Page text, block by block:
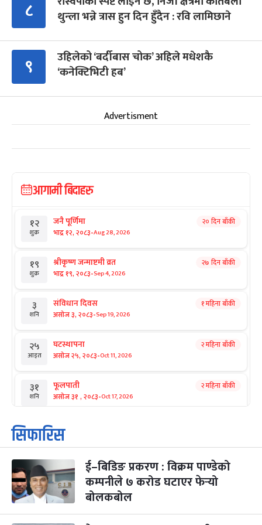
८
थुन्ला भन्ने त्रास हुन दिन हुँदैन : रवि लामिछाने
९
उहिलेको ‘बर्दीबास चोक’ अहिले मधेशकै
‘कनेक्टिभिटी हब’
Advertisment
आगामी बिदाहरु
१२
शुक्र
जनै पूर्णिमा
भाद्र १२, २०८३-Aug 28, 2026
२० दिन बाँकी
१९
शुक्र
श्रीकृष्ण जन्माष्टमी व्रत
भाद्र १९, २०८३-Sep 4, 2026
२७ दिन बाँकी
३
शनि
संविधान दिवस
असोज ३, २०८३-Sep 19, 2026
१ महिना बाँकी
२५
आइत
घटस्थापना
असोज २५, २०८३-Oct 11, 2026
२ महिना बाँकी
३१
शनि
फूलपाती
असोज ३१ , २०८३-Oct 17, 2026
२ महिना बाँकी
१
आइत
कार्तिक सङ्क्रान्ति
कार्तिक १, २०८३
३
मंगल
महानवमी
कार्तिक ३, २०८३-Oct 20, 2026
२ महिना बाँकी
४
सिफारिस
ई–बिडिङ प्रकरण : विक्रम पाण्डेको
कम्पनीले ७ करोड घटाएर फेर्‍यो
बोलकबोल